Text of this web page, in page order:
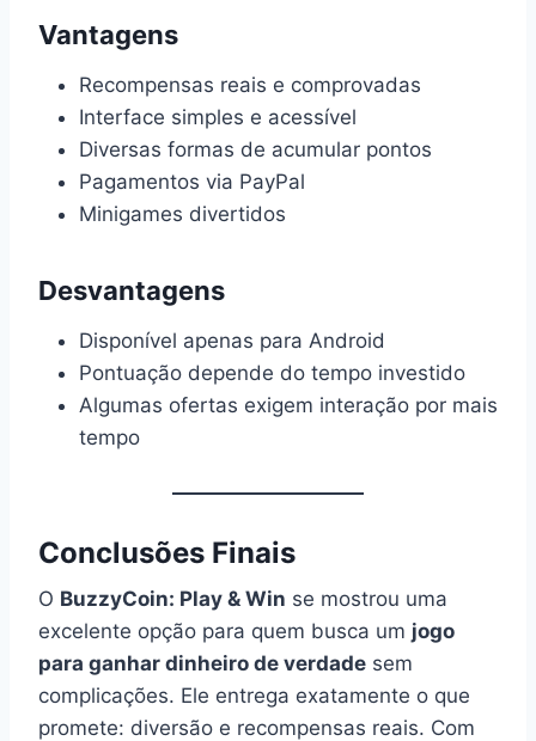
Vantagens
Recompensas reais e comprovadas
Interface simples e acessível
Diversas formas de acumular pontos
Pagamentos via PayPal
Minigames divertidos
Desvantagens
Disponível apenas para Android
Pontuação depende do tempo investido
Algumas ofertas exigem interação por mais
tempo
Conclusões Finais
O BuzzyCoin: Play & Win se mostrou uma
excelente opção para quem busca um jogo
para ganhar dinheiro de verdade sem
complicações. Ele entrega exatamente o que
promete: diversão e recompensas reais. Com